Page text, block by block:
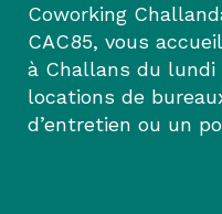
Coworking
CAC85, vous
à Challans du lundi
locations de
d’entretien ou un